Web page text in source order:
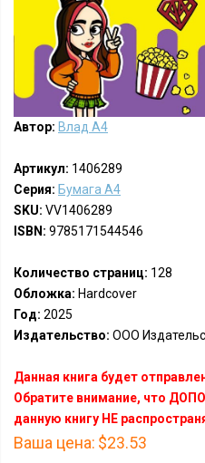
Автор: Влад A4
Артикул: 1406289
Серия: Бумага А4
SKU: VV1406289
ISBN: 9785171544546
Количество страниц: 128
Обложка: Hardcover
Год: 2025
Издательство: ООО
Данная книга будет
Обратите внимание, что
данную книгу НЕ
Ваша цена: $23.53